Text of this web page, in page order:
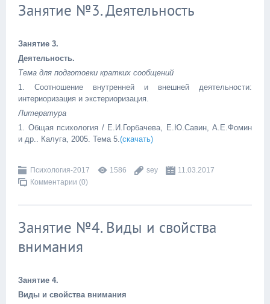
Занятие №3. Деятельность
Занятие 3.
Деятельность.
Тема для подготовки кратких сообщений
1. Соотношение внутренней и внешней деятельности:
интериоризация и экстериоризация.
Литература
1. Общая психология / Е.И.Горбачева, Е.Ю.Савин, А.Е.Фомин
и др.. Калуга, 2005. Тема 5.(скачать)
Психология-2017 1586 sey
11.03.2017
Комментарии (0)
Занятие №4. Виды и свойства
внимания
Занятие 4.
Виды и свойства внимания